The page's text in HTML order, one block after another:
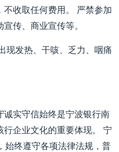
不收取任何费用。 严禁参加
传、商业宣传等。
现发热、干咳、乏力、咽痛
诚实守信始终是宁波银行南
企业文化的重要体现。 宁
始终遵守各项法律法规，普